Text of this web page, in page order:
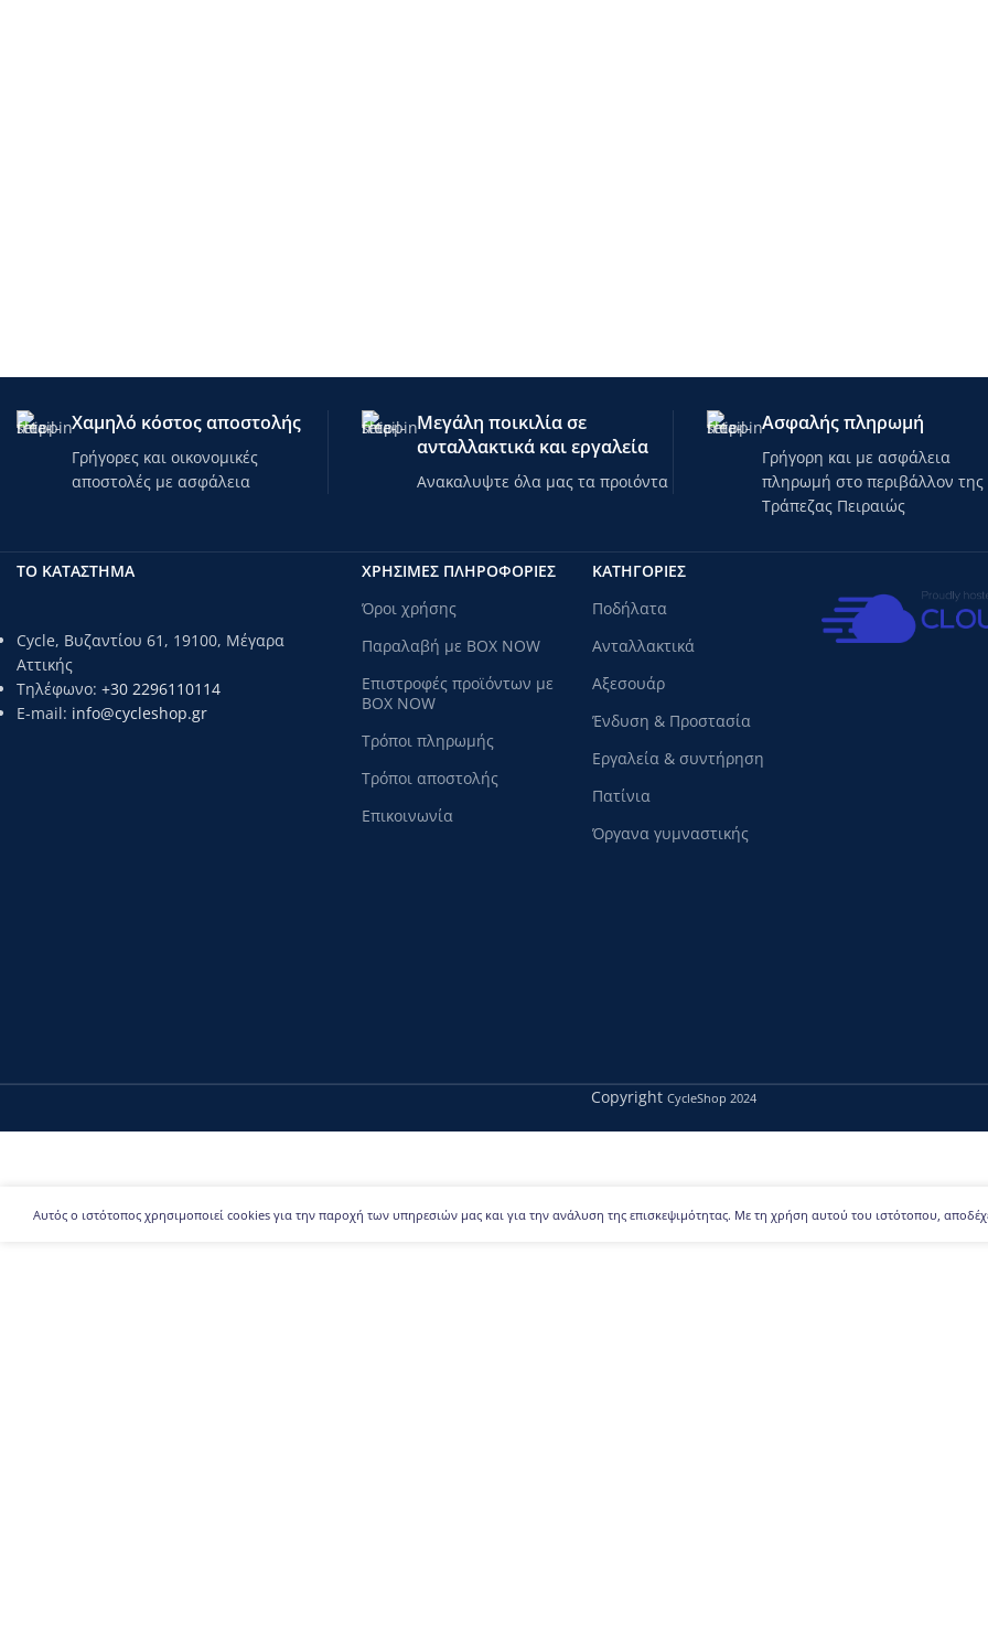
Χαμηλό κόστος αποστολής
Γρήγορες και οικονομικές
αποστολές με ασφάλεια
Μεγάλη ποικιλία σε
ανταλλακτικά και εργαλεία
Ανακαλυψτε όλα μας τα προιόντα
Ασφαλής πληρωμή
Γρήγορη και με ασφάλεια
πληρωμή στο περιβάλλον της
Τράπεζας Πειραιώς
ΤΟ ΚΑΤΑΣΤΗΜΑ
Cycle, Βυζαντίου 61, 19100, Μέγαρα
Αττικής
Τηλέφωνο: +30 2296110114
E-mail: info@cycleshop.gr
ΧΡΗΣΙΜΕΣ ΠΛΗΡΟΦΟΡΙΕΣ
Όροι χρήσης
Παραλαβή με BOX NOW
Επιστροφές προϊόντων με
BOX NOW
Τρόποι πληρωμής
Τρόποι αποστολής
Επικοινωνία
ΚΑΤΗΓΟΡΊΕΣ
Ποδήλατα
Ανταλλακτικά
Αξεσουάρ
Ένδυση & Προστασία
Εργαλεία & συντήρηση
Πατίνια
Όργανα γυμναστικής
Copyright CycleShop 2024
Αυτός ο ιστότοπος χρησιμοποιεί cookies για την παροχή των υπηρεσιών μας και για την ανάλυση της επισκεψιμότητας. Με τη χρήση αυτού του ιστότοπου,